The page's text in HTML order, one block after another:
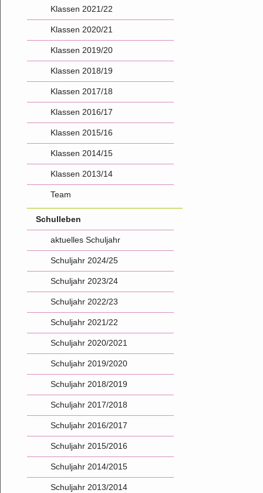
Klassen 2021/22
Klassen 2020/21
Klassen 2019/20
Klassen 2018/19
Klassen 2017/18
Klassen 2016/17
Klassen 2015/16
Klassen 2014/15
Klassen 2013/14
Team
Schulleben
aktuelles Schuljahr
Schuljahr 2024/25
Schuljahr 2023/24
Schuljahr 2022/23
Schuljahr 2021/22
Schuljahr 2020/2021
Schuljahr 2019/2020
Schuljahr 2018/2019
Schuljahr 2017/2018
Schuljahr 2016/2017
Schuljahr 2015/2016
Schuljahr 2014/2015
Schuljahr 2013/2014